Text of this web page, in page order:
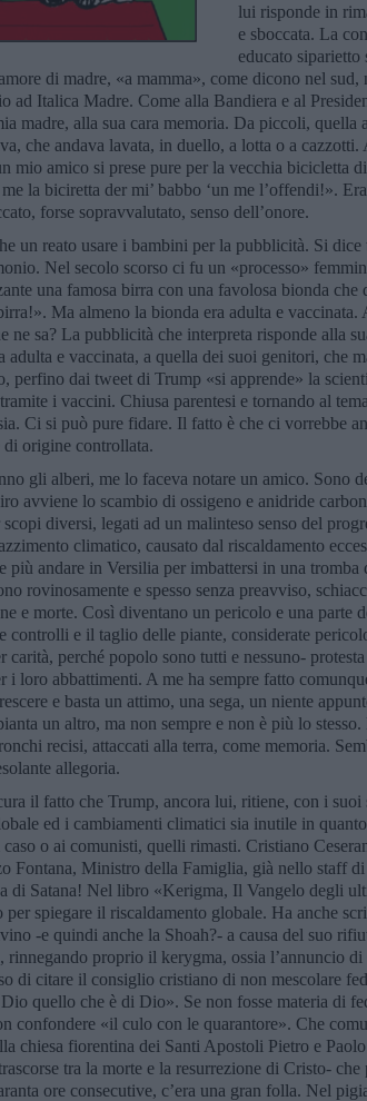
lui risponde in
e sboccata. La
educato
di madre, «a mamma», come dicono nel sud,
ad Italica Madre. Come alla Bandiera e al
madre, alla sua cara memoria. Da piccoli, quella
che andava lavata, in duello, a lotta o a cazzotti.
mio amico si prese pure per la vecchia bicicletta
la biciretta der mi’ babbo ‘un me l’offendi!».
forse sopravvalutato, senso dell’onore.
un reato usare i bambini per la pubblicità. Si
Nel secolo scorso ci fu un «processo»
una famosa birra con una favolosa bionda
Ma almeno la bionda era adulta e vaccinata.
ne sa? La pubblicità che interpreta risponde alla
adulta e vaccinata, a quella dei suoi genitori, che
perfino dai tweet di Trump «si apprende» la
i vaccini. Chiusa parentesi e tornando al
Ci si può pure fidare. Il fatto è che ci vorrebbe
di origine controllata.
gli alberi, me lo faceva notare un amico. Sono
avviene lo scambio di ossigeno e anidride
diversi, legati ad un malinteso senso del
climatico, causato dal riscaldamento
più andare in Versilia per imbattersi in una tromba
rovinosamente e spesso senza preavviso,
e morte. Così diventano un pericolo e una parte
controlli e il taglio delle piante, considerate
carità, perché popolo sono tutti e nessuno-
i loro abbattimenti. A me ha sempre fatto
e basta un attimo, una sega, un niente
un altro, ma non sempre e non è più lo
recisi, attaccati alla terra, come memoria.
allegoria.
il fatto che Trump, ancora lui, ritiene, con i
ed i cambiamenti climatici sia inutile in
o ai comunisti, quelli rimasti. Cristiano
Fontana, Ministro della Famiglia, già nello staff
di Satana! Nel libro «Kerigma, Il Vangelo degli
spiegare il riscaldamento globale. Ha anche
-e quindi anche la Shoah?- a causa del suo
rinnegando proprio il kerygma, ossia l’annuncio
di citare il consiglio cristiano di non mescolare
quello che è di Dio». Se non fosse materia di
confondere «il culo con le quarantore». Che
chiesa fiorentina dei Santi Apostoli Pietro e
tra la morte e la resurrezione di Cristo- che
ore consecutive, c’era una gran folla. Nel